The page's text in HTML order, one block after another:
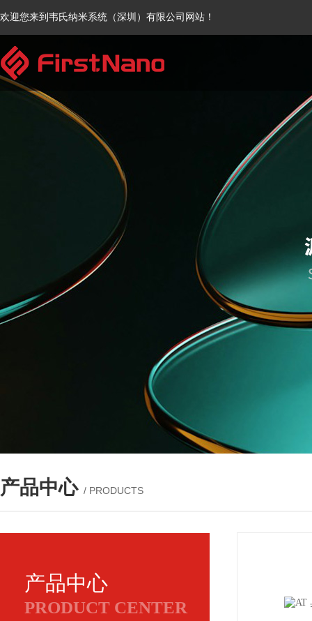
欢迎您来到韦氏纳米系统（深圳）有限公司网站！
产品中心 / PRODUCTS
产品中心
PRODUCT CENTER